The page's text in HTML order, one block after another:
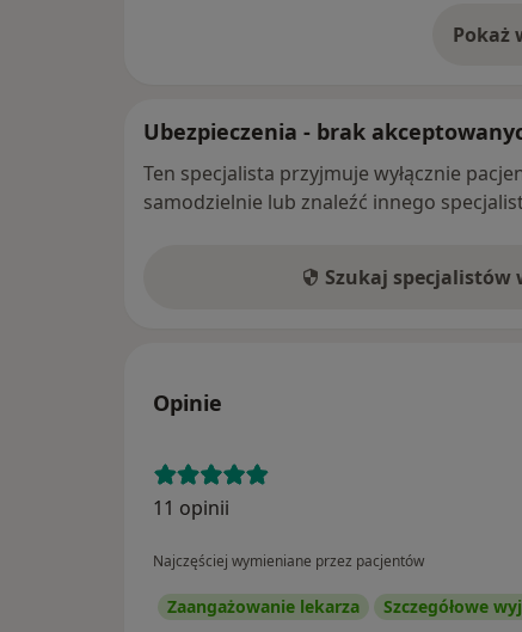
Pokaż
Ubezpieczenia - brak
Ten specjalista przyjmuje wyłącznie
samodzielnie lub znaleźć innego
Szukaj specjalistów
Opinie
11 opinii
Najczęściej wymieniane przez pacjentów
Zaangażowanie lekarza Szczegółowe